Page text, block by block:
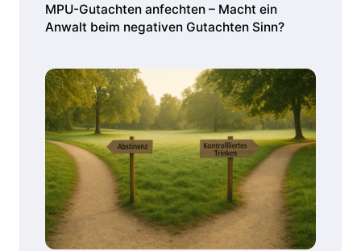
MPU-Gutachten anfechten – Macht ein
Anwalt beim negativen Gutachten Sinn?